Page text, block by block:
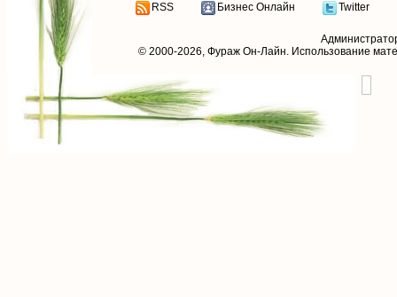
RSS Бизнес Онлайн Twitter
© 2000-2026, Фураж Он-Лайн. Использование